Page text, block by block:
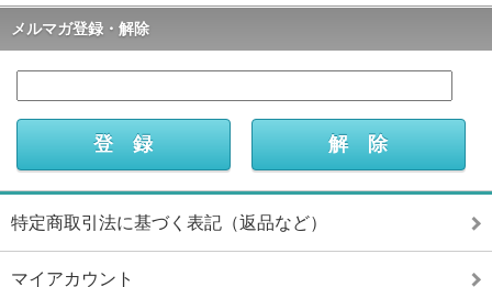
メルマガ登録・解除
特定商取引法に基づく表記（返品など）
マイアカウント